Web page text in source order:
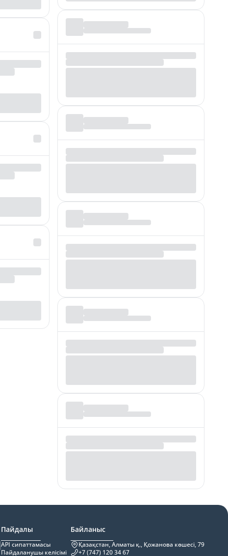
Пайдалы
API сипаттамасы
Пайдаланушы келісімі
Байланыс
Қазақстан, Алматы қ., Қожанова көшесі, 79
+7 (747) 120 34 67